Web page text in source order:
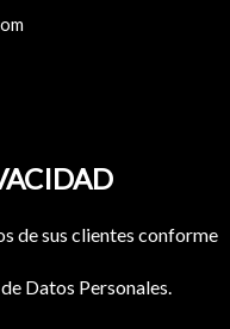
de sus clientes conforme
Datos Personales.